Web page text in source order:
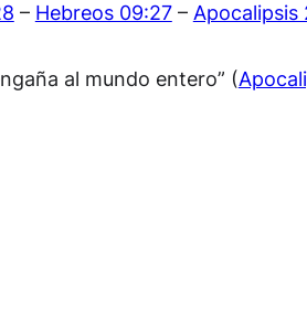
– Hebreos 09:27– Apocalipsis
al mundo entero” (